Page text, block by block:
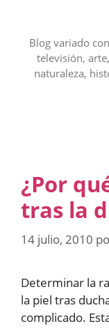
contenidoBlog variado
televisión,
naturaleza,
¿Por
tras la
14 julio, 2010
Determinar la
la piel tras
complicado.